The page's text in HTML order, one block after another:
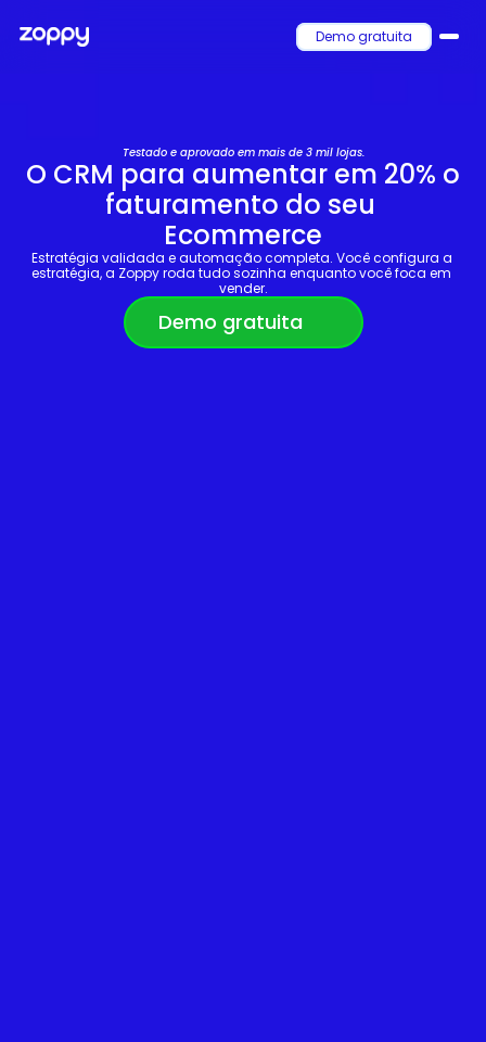
Demo gratuita
Testado e aprovado em mais de 3 mil lojas.
O CRM para aumentar em 20% o
faturamento do seu
Ecommerce
Estratégia validada e automação completa. Você configura a
estratégia, a Zoppy roda tudo sozinha enquanto você foca em
vender.
Demo gratuita